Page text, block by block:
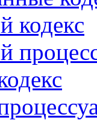
кодекс